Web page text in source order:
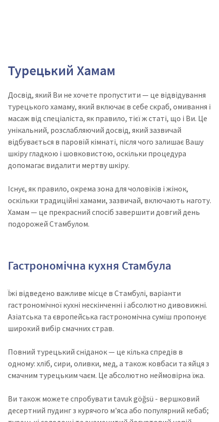
Турецький Хамам
Досвід, який Ви не хочете пропустити — це відвідування
турецького хамаму, який включає в себе скраб, омивання і
масаж від спеціаліста, як правило, тієї ж статі, що і Ви. Це
унікальний, розслабляючий досвід, який зазвичай
відбувається в паровій кімнаті, після чого залишає Вашу
шкіру гладкою і шовковистою, оскільки процедура
допомагає видалити мертву шкіру.
Існує, як правило, окрема зона для чоловіків і жінок,
оскільки традиційні хамами, зазвичай, включають наготу.
Хамам — це прекрасний спосіб завершити довгий день
подорожей Стамбулом.
Гастрономічна кухня Стамбула
Їжі відведено важливе місце в Стамбулі, варіанти
гастрономічної кухні нескінченні і абсолютно дивовижні.
Азіатська та європейська гастрономічна суміш пропонує
широкий вибір смачних страв.
Повний турецький сніданок — це кілька спредів в
одному: хліб, сири, оливки, мед, а також ковбаси та яйця з
смачним турецьким чаєм. Це абсолютно неймовірна їжа.
Ви також можете спробувати tavuk göğsü - вершковий
десертний пудинг з курячого м'яса або популярний кебаб;